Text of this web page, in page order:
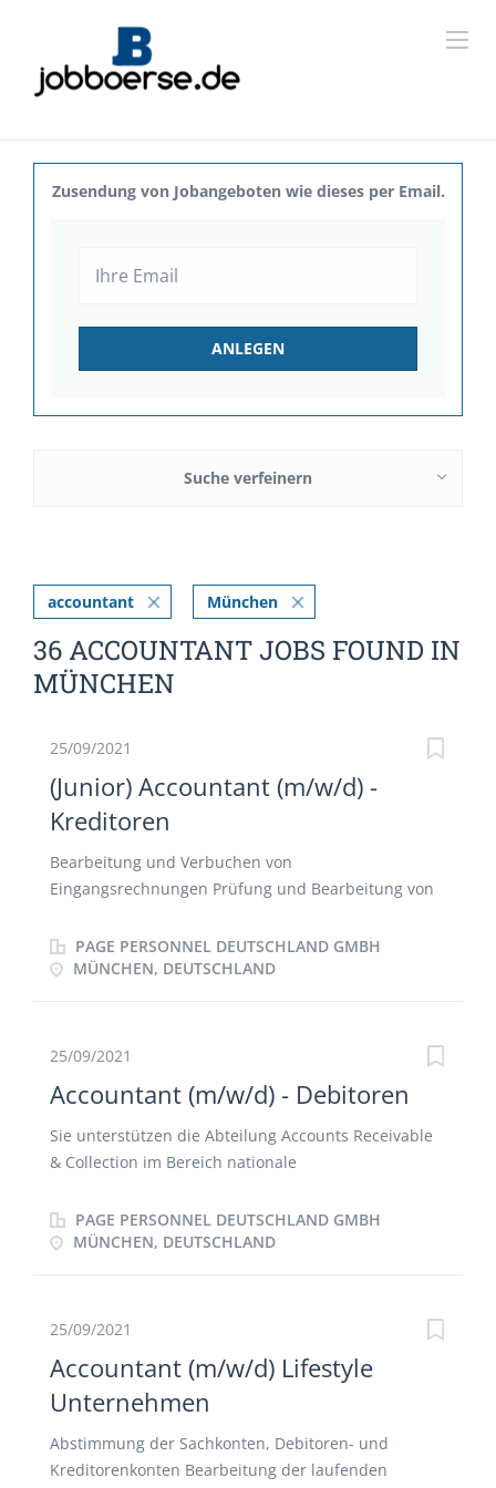
Zusendung von Jobangeboten wie dieses per Email.
Suche verfeinern
accountant München
36 ACCOUNTANT JOBS FOUND IN
MÜNCHEN
25/09/2021
(Junior) Accountant (m/w/d) -
Kreditoren
Bearbeitung und Verbuchen von
Eingangsrechnungen Prüfung und Bearbeitung von
Zahllaufs Durchführung der Intercompany
Abstimmung Unterstützung des Teams bei Monats-,
PAGE PERSONNEL DEUTSCHLAND GMBH
MÜNCHEN, DEUTSCHLAND
25/09/2021
Accountant (m/w/d) - Debitoren
Sie unterstützen die Abteilung Accounts Receivable
& Collection im Bereich nationale
Durchführung von Kontenabstimmungen sowie die
Bearbeitung von OP-Listen Sie korrespondieren mit
erstellen, bearbeiten und versenden Kontoauszüge
an Kunden Sie holen Finanzauskünfte ein Sie geben
Angebote, Aufträge und Kunden frei
PAGE PERSONNEL DEUTSCHLAND GMBH
MÜNCHEN, DEUTSCHLAND
25/09/2021
Accountant (m/w/d) Lifestyle
Unternehmen
Abstimmung der Sachkonten, Debitoren- und
Kreditorenkonten Bearbeitung der laufenden